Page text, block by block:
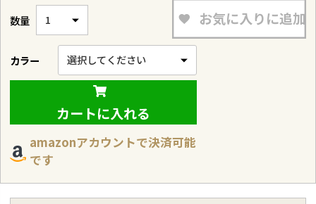
カラー
お気に入りに追加
カートに入れる
amazonアカウントで決済可能
です